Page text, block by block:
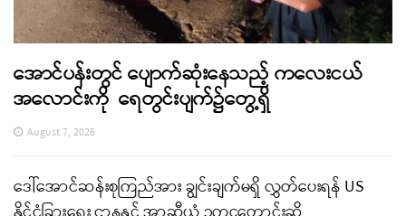
အောင်ပန်းတွင် ပျောက်ဆုံးနေသည့် ကလေးငယ်
အလောင်းကို ရေတွင်းပျက်၌တွေ့ရှိ
August 7, 2026
ဒေါ်အောင်ဆန်းစုကြည်အား ချွင်းချက်မရှိ လွှတ်ပေးရန် US